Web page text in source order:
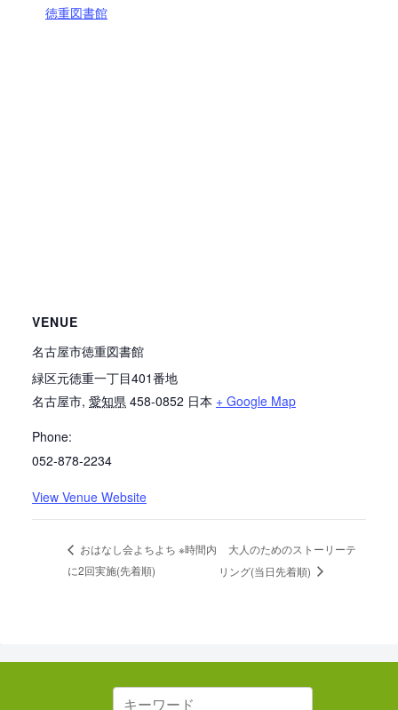
徳重図書館
VENUE
名古屋市徳重図書館
緑区元徳重一丁目401番地
名古屋市, 愛知県 458-0852 日本 + Google Map
Phone:
052-878-2234
View Venue Website
おはなし会よちよち ※時間内
に2回実施(先着順)
大人のためのストーリーテ
リング(当日先着順)